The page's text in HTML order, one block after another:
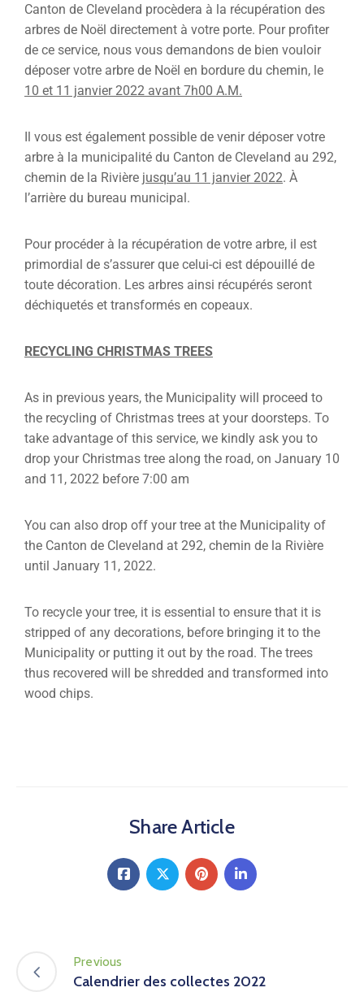
Canton de Cleveland procèdera à la récupération des
arbres de Noël directement à votre porte. Pour profiter
de ce service, nous vous demandons de bien vouloir
déposer votre arbre de Noël en bordure du chemin, le
10 et 11 janvier 2022 avant 7h00 A.M.
Il vous est également possible de venir déposer votre
arbre à la municipalité du Canton de Cleveland au 292,
chemin de la Rivière jusqu’au 11 janvier 2022. À
l’arrière du bureau municipal.
Pour procéder à la récupération de votre arbre, il est
primordial de s’assurer que celui-ci est dépouillé de
toute décoration. Les arbres ainsi récupérés seront
déchiquetés et transformés en copeaux.
RECYCLING CHRISTMAS TREES
As in previous years, the Municipality will proceed to
the recycling of Christmas trees at your doorsteps. To
take advantage of this service, we kindly ask you to
drop your Christmas tree along the road, on January 10
and 11, 2022 before 7:00 am
You can also drop off your tree at the Municipality of
the Canton de Cleveland at 292, chemin de la Rivière
until January 11, 2022.
To recycle your tree, it is essential to ensure that it is
stripped of any decorations, before bringing it to the
Municipality or putting it out by the road. The trees
thus recovered will be shredded and transformed into
wood chips.
Share Article
Previous
Calendrier des collectes 2022